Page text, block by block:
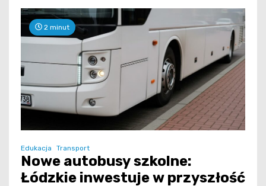
2 minut
Edukacja Transport
Nowe autobusy szkolne:
Łódzkie inwestuje w przyszłość